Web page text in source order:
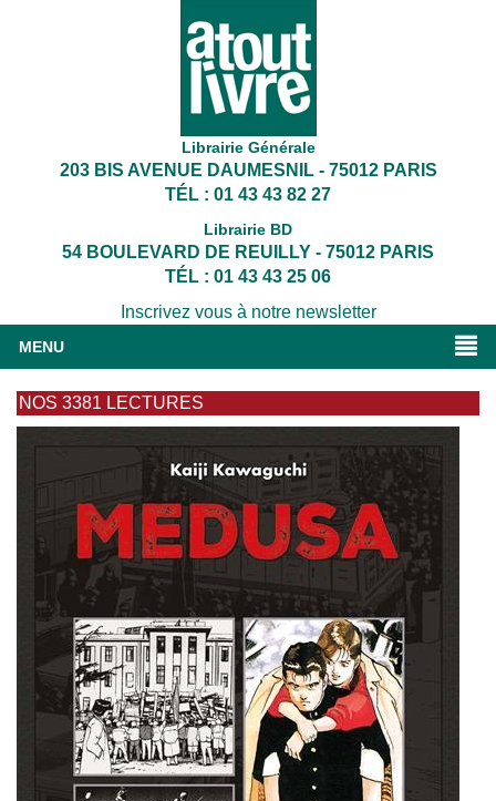
Librairie Générale
203 BIS AVENUE DAUMESNIL - 75012 PARIS
TÉL : 01 43 43 82 27
Librairie BD
54 BOULEVARD DE REUILLY - 75012 PARIS
TÉL : 01 43 43 25 06
Inscrivez vous à notre newsletter
MENU
NOS 3381 LECTURES